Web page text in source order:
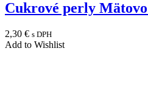
Cukrové perly
2,30 € s DPH
Add to Wishlist